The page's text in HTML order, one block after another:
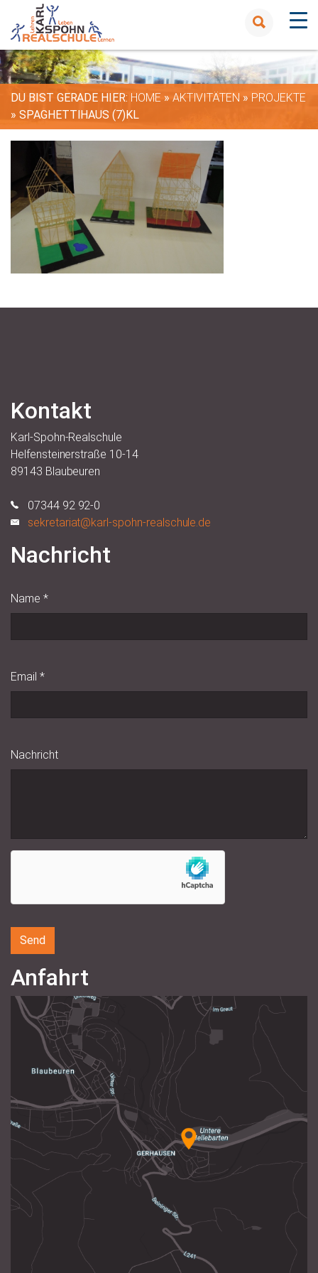
DU BIST GERADE HIER: HOME » AKTIVITÄTEN » PROJEKTE
» SPAGHETTIHAUS (7)KL
Kontakt
Karl-Spohn-Realschule
Helfensteinerstraße 10-14
89143 Blaubeuren
07344 92 92-0
sekretariat@karl-spohn-realschule.de
Nachricht
Name *
Email *
Nachricht
Anfahrt